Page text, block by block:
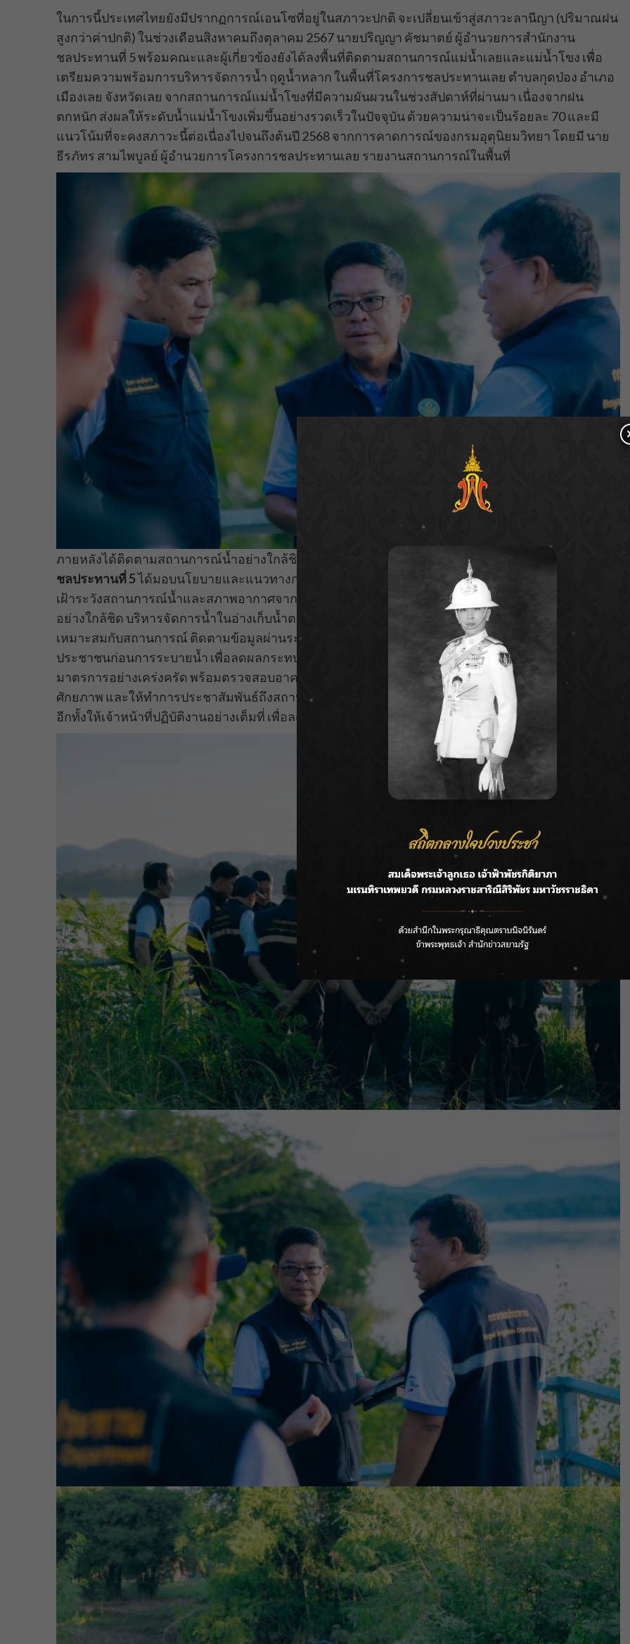
ในการนี้ประเทศไทยยังมีปรากฏการณ์เอนโซที่อยู่ในสภาวะปกติ จะเปลี่ยนเข้าสู่สภาวะลานีญา (ปริมาณฝน
สูงกว่าค่าปกติ) ในช่วงเดือนสิงหาคมถึงตุลาคม 2567 นายปริญญา คัชมาตย์ ผู้อำนวยการสำนักงาน
ชลประทานที่ 5 พร้อมคณะและผู้เกี่ยวข้องยังได้ลงพื้นที่ติดตามสถานการณ์แม่น้ำเลยและแม่น้ำโขง เพื่อ
เตรียมความพร้อมการบริหารจัดการน้ำ ฤดูน้ำหลาก ในพื้นที่โครงการชลประทานเลย ตำบลกุดป่อง อำเภอ
เมืองเลย จังหวัดเลย จากสถานการณ์แม่น้ำโขงที่มีความผันผวนในช่วงสัปดาห์ที่ผ่านมา เนื่องจากฝน
ตกหนัก ส่งผลให้ระดับน้ำแม่น้ำโขงเพิ่มขึ้นอย่างรวดเร็วในปัจจุบัน ด้วยความน่าจะเป็นร้อยละ 70 และมี
แนวโน้มที่จะคงสภาวะนี้ต่อเนื่องไปจนถึงต้นปี 2568 จากการคาดการณ์ของกรมอุตุนิยมวิทยา โดยมี นาย
ธีรภัทร สามไพบูลย์ ผู้อำนวยการโครงการชลประทานเลย รายงานสถานการณ์ในพื้นที่
ภายหลังได้ติดตามสถานการณ์น้ำอย่างใกล้ชิดแล้ว
นายปริญญา คัชมาตย์ ผู้อำนวยการสำนักงาน
ชลประทานที่ 5ได้มอบนโยบายและแนวทางการบริหารจัดการน้ำ พร้อมกำชับให้โครงการชลประทานฯ
เฝ้าระวังสถานการณ์น้ำและสภาพอากาศจากกรมอุตุนิยมวิทยา และเตรียมพร้อมรับมือสถานการณ์ฝน
อย่างใกล้ชิด บริหารจัดการน้ำในอ่างเก็บน้ำตามเกณฑ์ที่กำหนด รวมทั้งพิจารณาปรับการระบายน้ำให้
เหมาะสมกับสถานการณ์ ติดตามข้อมูลผ่านระบบโทรมาตรของหน่วยงานต่างๆ มาช่วยในการแจ้งเตือน
ประชาชนก่อนการระบายน้ำ เพื่อลดผลกระทบที่จะเกิดขึ้น ปฏิบัติตามมาตรการรับมือฤดูฝนปี 67 ทั้ง 10
มาตรการอย่างเคร่งครัด พร้อมตรวจสอบอาคารชลประทาน ประตูระบายน้ำ ให้พร้อมใช้งานได้อย่างเต็ม
ศักยภาพ และให้ทำการประชาสัมพันธ์ถึงสถานการณ์น้ำ รวมทั้งการแจ้งเตือนไปยังประชาชนอย่างต่อเนื่อง
อีกทั้งให้เจ้าหน้าที่ปฏิบัติงานอย่างเต็มที่ เพื่อลดผลกระทบที่จะเกิดกับประชาชนให้ได้มากที่สุด